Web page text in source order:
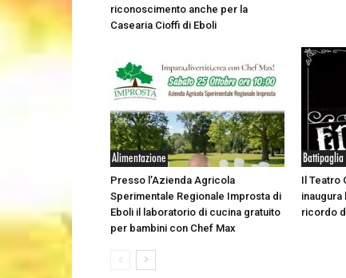
riconoscimento anche per la
Casearia Cioffi di Eboli
Alimentazione
Presso l’Azienda Agricola
Sperimentale Regionale Improsta di
Eboli il laboratorio di cucina gratuito
per bambini con Chef Max
Il Teatro
inaugura
ricordo